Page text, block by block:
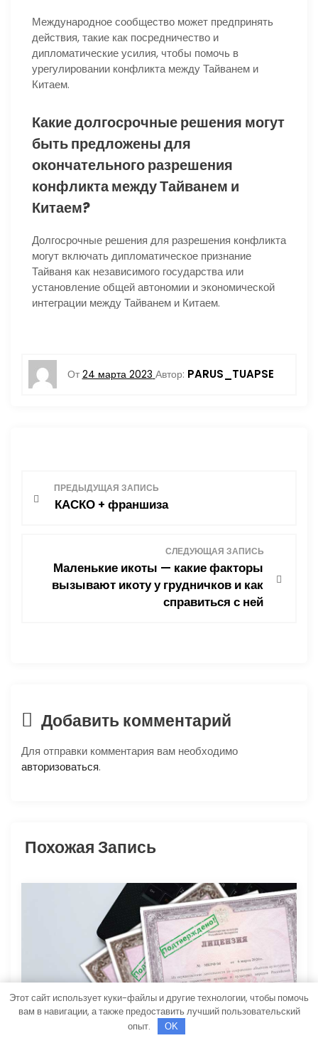
Международное сообщество может предпринять
действия, такие как посредничество и
дипломатические усилия, чтобы помочь в
урегулировании конфликта между Тайванем и
Китаем.
Какие долгосрочные решения могут
быть предложены для
окончательного разрешения
конфликта между Тайванем и
Китаем?
Долгосрочные решения для разрешения конфликта
могут включать дипломатическое признание
Тайваня как независимого государства или
установление общей автономии и экономической
интеграции между Тайванем и Китаем.
От 24 марта 2023 Автор: PARUS_TUAPSE
и
я
п
з
я
ПРЕДЫДУЩАЯ ЗАПИСЬ
КАСКО + франшиза
СЛЕДУЮЩАЯ ЗАПИСЬ
Маленькие икоты — какие факторы
вызывают икоту у грудничков и как
справиться с ней
Добавить комментарий
Для отправки комментария вам необходимо
авторизоваться.
Похожая Запись
4 октября 2024
Этот сайт использует куки-файлы и другие технологии, чтобы помочь
вам в навигации, а также предоставить лучший пользовательский
опыт.
OK